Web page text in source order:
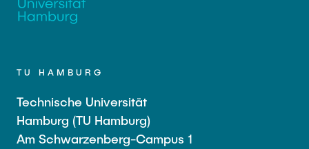
TU HAMBURG
Technische Universität
Hamburg (TU Hamburg)
Am Schwarzenberg-Campus 1